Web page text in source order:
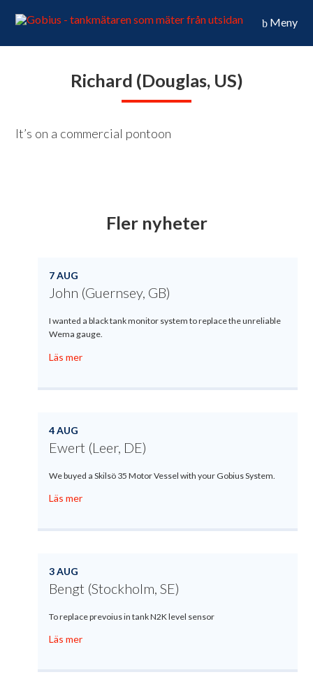
Meny
Richard (Douglas, US)
It’s on a commercial pontoon
Fler nyheter
7 AUG
John (Guernsey, GB)
I wanted a black tank monitor system to replace the unreliable
Wema gauge.
Läs mer
4 AUG
Ewert (Leer, DE)
We buyed a Skilsö 35 Motor Vessel with your Gobius System.
Läs mer
3 AUG
Bengt (Stockholm, SE)
To replace prevoius in tank N2K level sensor
Läs mer